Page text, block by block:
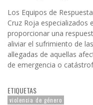
Los Equipos de
Cruz Roja especializados
proporcionar una
aliviar el sufrimiento de
allegadas de aquellas
de emergencia o
ETIQUETAS
violencia de género